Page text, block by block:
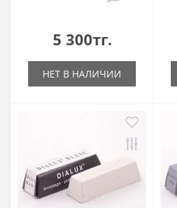
5 300тг.
НЕТ В НАЛИЧИИ